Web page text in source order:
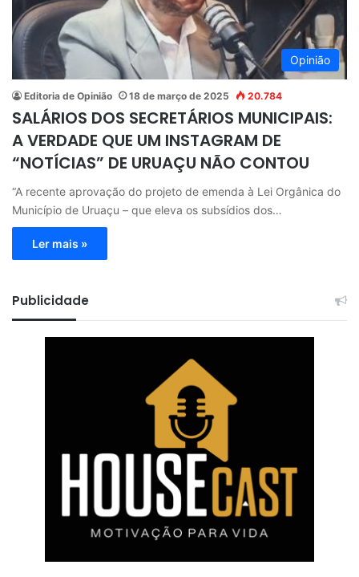
Opinião
Editoria de Opinião 18 de março de 2025 20.784
SALÁRIOS DOS SECRETÁRIOS MUNICIPAIS:
A VERDADE QUE UM INSTAGRAM DE
“NOTÍCIAS” DE URUAÇU NÃO CONTOU
“A recente aprovação do projeto de emenda à Lei Orgânica do
Município de Uruaçu – que eleva os subsídios dos…
Ler mais »
Publicidade